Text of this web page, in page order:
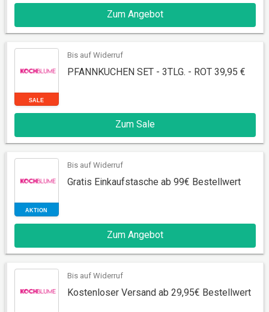
Zum Angebot
Bis auf Widerruf
PFANNKUCHEN SET - 3TLG. - ROT 39,95 €
Zum Sale
AKTION
Bis auf Widerruf
Gratis Einkaufstasche ab 99€ Bestellwert
Zum Angebot
Bis auf Widerruf
Kostenloser Versand ab 29,95€ Bestellwert